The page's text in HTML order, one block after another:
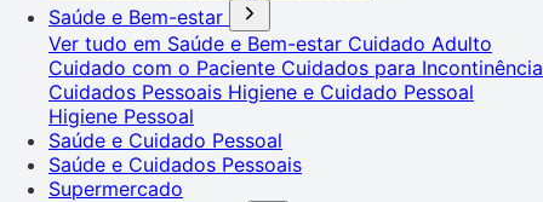
Saúde e Bem-estar
Ver tudo em Saúde e Bem-estar Cuidado Adulto
Cuidado com o Paciente Cuidados para Incontinência
Cuidados Pessoais Higiene e Cuidado Pessoal
Higiene Pessoal
Saúde e Cuidado Pessoal
Saúde e Cuidados Pessoais
Supermercado